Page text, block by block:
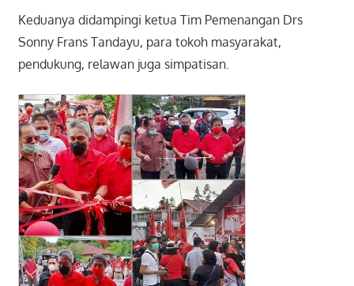
Keduanya didampingi ketua Tim Pemenangan Drs
Sonny Frans Tandayu, para tokoh masyarakat,
pendukung, relawan juga simpatisan.